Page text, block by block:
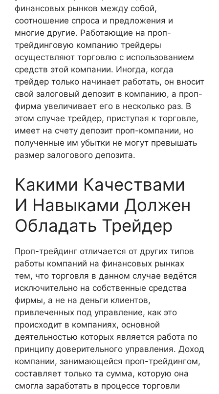
финансовых рынков между собой,
соотношение спроса и предложения и
многие другие. Работающие на проп-
трейдинговую компанию трейдеры
осуществляют торговлю с использованием
средств этой компании. Иногда, когда
трейдер только начинает работать, он вносит
свой залоговый депозит в компанию, а проп-
фирма увеличивает его в несколько раз. В
этом случае трейдер, приступая к торговле,
имеет на счету депозит проп-компании, но
полученные им убытки не могут превышать
размер залогового депозита.
Какими Качествами
И Навыками Должен
Обладать Трейдер
Проп-трейдинг отличается от других типов
работы компаний на финансовых рынках
тем, что торговля в данном случае ведётся
исключительно на собственные средства
фирмы, а не на деньги клиентов,
привлеченных под управление, как это
происходит в компаниях, основной
деятельностью которых является работа по
принципу доверительного управления. Доход
компании, занимающейся проп-трейдингом,
составляет только та сумма, которую она
смогла заработать в процессе торговли